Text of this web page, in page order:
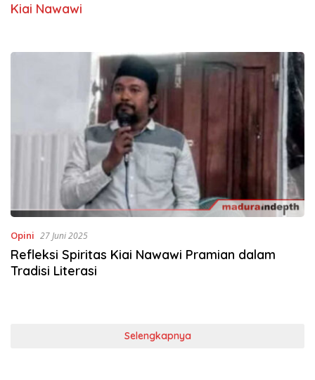
Kiai Nawawi
Opini 27 Juni 2025
Refleksi Spiritas Kiai Nawawi Pramian dalam
Tradisi Literasi
Selengkapnya